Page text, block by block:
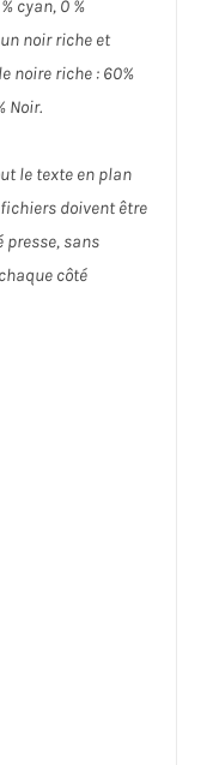
cyan, 0 %
noir riche et
noire riche : 60%
Noir.
le texte en plan
doivent être
presse, sans
côté